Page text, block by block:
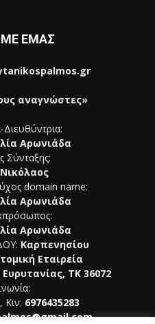
ΜΕ ΕΜΑΣ
αναγνώστες»
Διευθύντρια:
Αρωνιάδα
Σύνταξης:
domain name:
Αρωνιάδα
Αρωνιάδα
Καρπενησίου
Εταιρεία
Ευρυτανίας, ΤΚ 36072
, Κιν: 6976435283